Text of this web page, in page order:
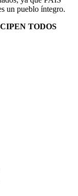
un pueblo íntegro.
TODOS